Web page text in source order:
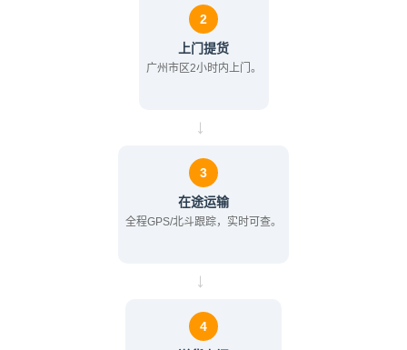
2
上门提货
广州市区2小时内上门。
→
3
在途运输
全程GPS/北斗跟踪，实时可查。
→
4